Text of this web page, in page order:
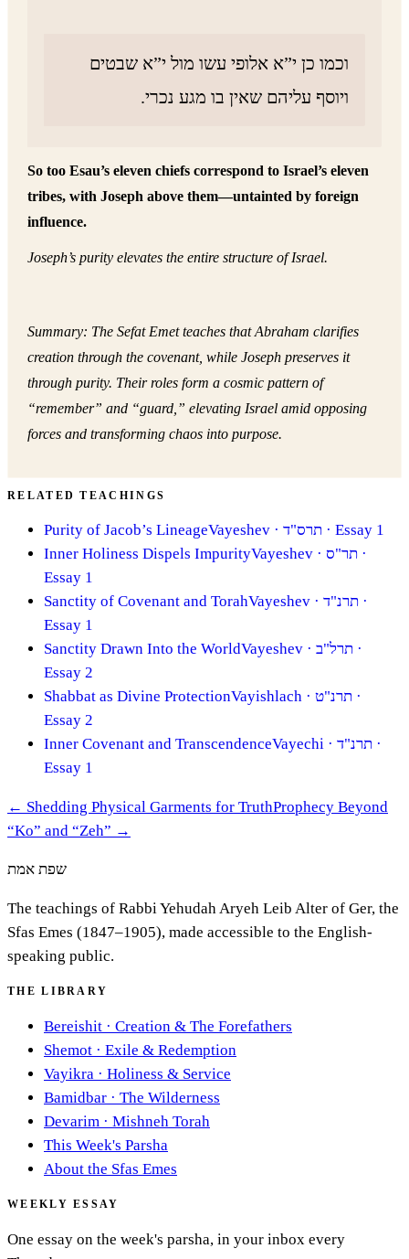
וכמו כן י”א אלופי עשו מול י”א שבטים
ויוסף עליהם שאין בו מגע נכרי.
So too Esau’s eleven chiefs correspond to Israel’s eleven
tribes, with Joseph above them—untainted by foreign
influence.
Joseph’s purity elevates the entire structure of Israel.
Summary: The Sefat Emet teaches that Abraham clarifies
creation through the covenant, while Joseph preserves it
through purity. Their roles form a cosmic pattern of
“remember” and “guard,” elevating Israel amid opposing
forces and transforming chaos into purpose.
RELATED TEACHINGS
Purity of Jacob’s LineageVayeshev · תרס"ד · Essay 1
Inner Holiness Dispels ImpurityVayeshev · תר"ס ·
Essay 1
Sanctity of Covenant and TorahVayeshev · תרנ"ד ·
Essay 1
Sanctity Drawn Into the WorldVayeshev · תרל"ב ·
Essay 2
Shabbat as Divine ProtectionVayishlach · תרנ"ט ·
Essay 2
Inner Covenant and TranscendenceVayechi · תרנ"ד ·
Essay 1
← Shedding Physical Garments for TruthProphecy Beyond
“Ko” and “Zeh” →
שפת אמת
The teachings of Rabbi Yehudah Aryeh Leib Alter of Ger, the
Sfas Emes (1847–1905), made accessible to the English-
speaking public.
THE LIBRARY
Bereishit · Creation & The Forefathers
Shemot · Exile & Redemption
Vayikra · Holiness & Service
Bamidbar · The Wilderness
Devarim · Mishneh Torah
This Week's Parsha
About the Sfas Emes
WEEKLY ESSAY
One essay on the week's parsha, in your inbox every